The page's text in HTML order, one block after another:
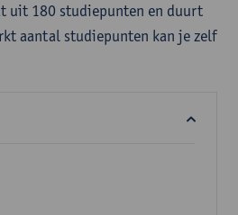
uit 180 studiepunten en duurt
aantal studiepunten kan je zelf